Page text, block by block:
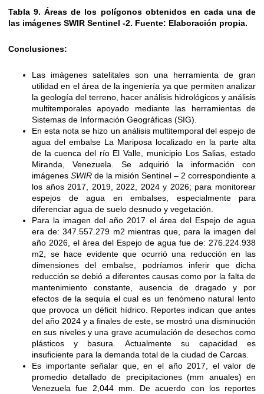
Tabla 9. Áreas de los polígonos obtenidos en cada una de
las imágenes SWIR Sentinel -2. Fuente: Elaboración propia.
Conclusiones:
Las imágenes satelitales son una herramienta de gran
utilidad en el área de la ingeniería ya que permiten analizar
la geología del terreno, hacer análisis hidrológicos y análisis
multitemporales apoyado mediante las herramientas de
Sistemas de Información Geográficas (SIG).
En esta nota se hizo un análisis multitemporal del espejo de
agua del embalse La Mariposa localizado en la parte alta
de la cuenca del río El Valle, municipio Los Salias, estado
Miranda, Venezuela. Se adquirió la información con
imágenes SWIR de la misión Sentinel – 2 correspondiente a
los años 2017, 2019, 2022, 2024 y 2026; para monitorear
espejos de agua en embalses, especialmente para
diferenciar agua de suelo desnudo y vegetación.
Para la imagen del año 2017 el área del Espejo de agua
era de: 347.557.279 m2 mientras que, para la imagen del
año 2026, el área del Espejo de agua fue de: 276.224.938
m2, se hace evidente que ocurrió una reducción en las
dimensiones del embalse, podríamos inferir que dicha
reducción se debió a diferentes causas como por la falta de
mantenimiento constante, ausencia de dragado y por
efectos de la sequía el cual es un fenómeno natural lento
que provoca un déficit hídrico. Reportes indican que antes
del año 2024 y a finales de este, se mostró una disminución
en sus niveles y una grave acumulación de desechos como
plásticos y basura. Actualmente su capacidad es
insuficiente para la demanda total de la ciudad de Carcas.
Es importante señalar que, en el año 2017, el valor de
promedio detallado de precipitaciones (mm anuales) en
Venezuela fue 2,044 mm. De acuerdo con los reportes